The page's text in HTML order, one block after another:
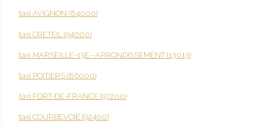
taxi AVIGNON (84000)
taxi CRETEIL (94000)
taxi MARSEILLE-13E--ARRONDISSEMENT (13013)
taxi POITIERS (86000)
taxi FORT-DE-FRANCE (97200)
taxi COURBEVOIE (92400)